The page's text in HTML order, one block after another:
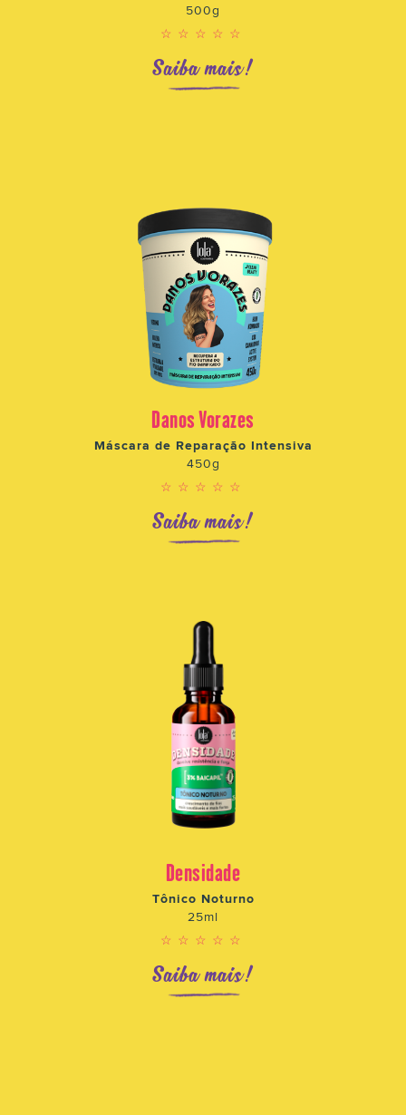
500g
☆☆☆☆☆
Saiba mais!
Danos Vorazes
Máscara de Reparação Intensiva
450g
☆☆☆☆☆
Saiba mais!
Densidade
Tônico Noturno
25ml
☆☆☆☆☆
Saiba mais!